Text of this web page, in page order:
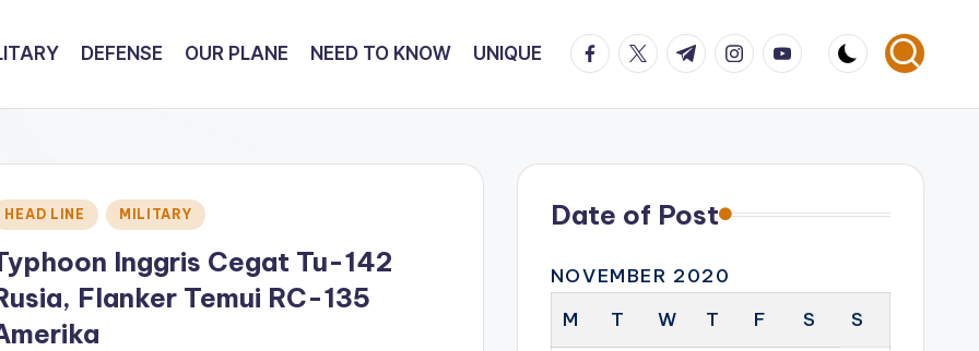
DEFENSE OUR PLANE NEED TO KNOW UNIQUE facebook.com
twitter.com
t.me instagram.com
youtube.com
HEAD LINE MILITARY
Inggris Cegat Tu-142
Flanker Temui RC-135
Date of Post
NOVEMBER 2020
M
T W T F S S